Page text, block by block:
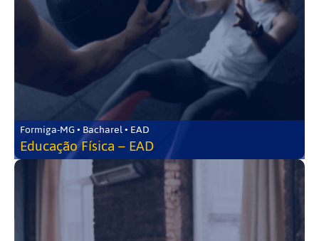
Formiga-MG • Bacharel • EAD
Educação Física – EAD